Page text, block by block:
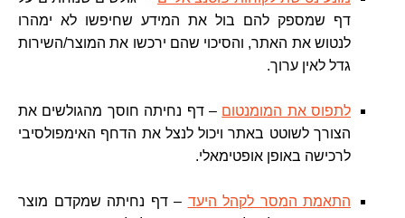
דף שמספק להם בול את המידע שחיפשו לא ימהרו
לנטוש את האתר, והסיכוי שהם ירכשו את המוצר/השירות
גדל לאין ערוך.
לתפוס את המומנטום – דף נחיתה חוסך מהגולשים את
הצורך לשוטט באתר ויכול לנצל את הדחף האימפולסיבי
לרכישה באופן אופטימאלי.
התאמת המסר לקהל היעד – דף נחיתה שמקדם מוצר